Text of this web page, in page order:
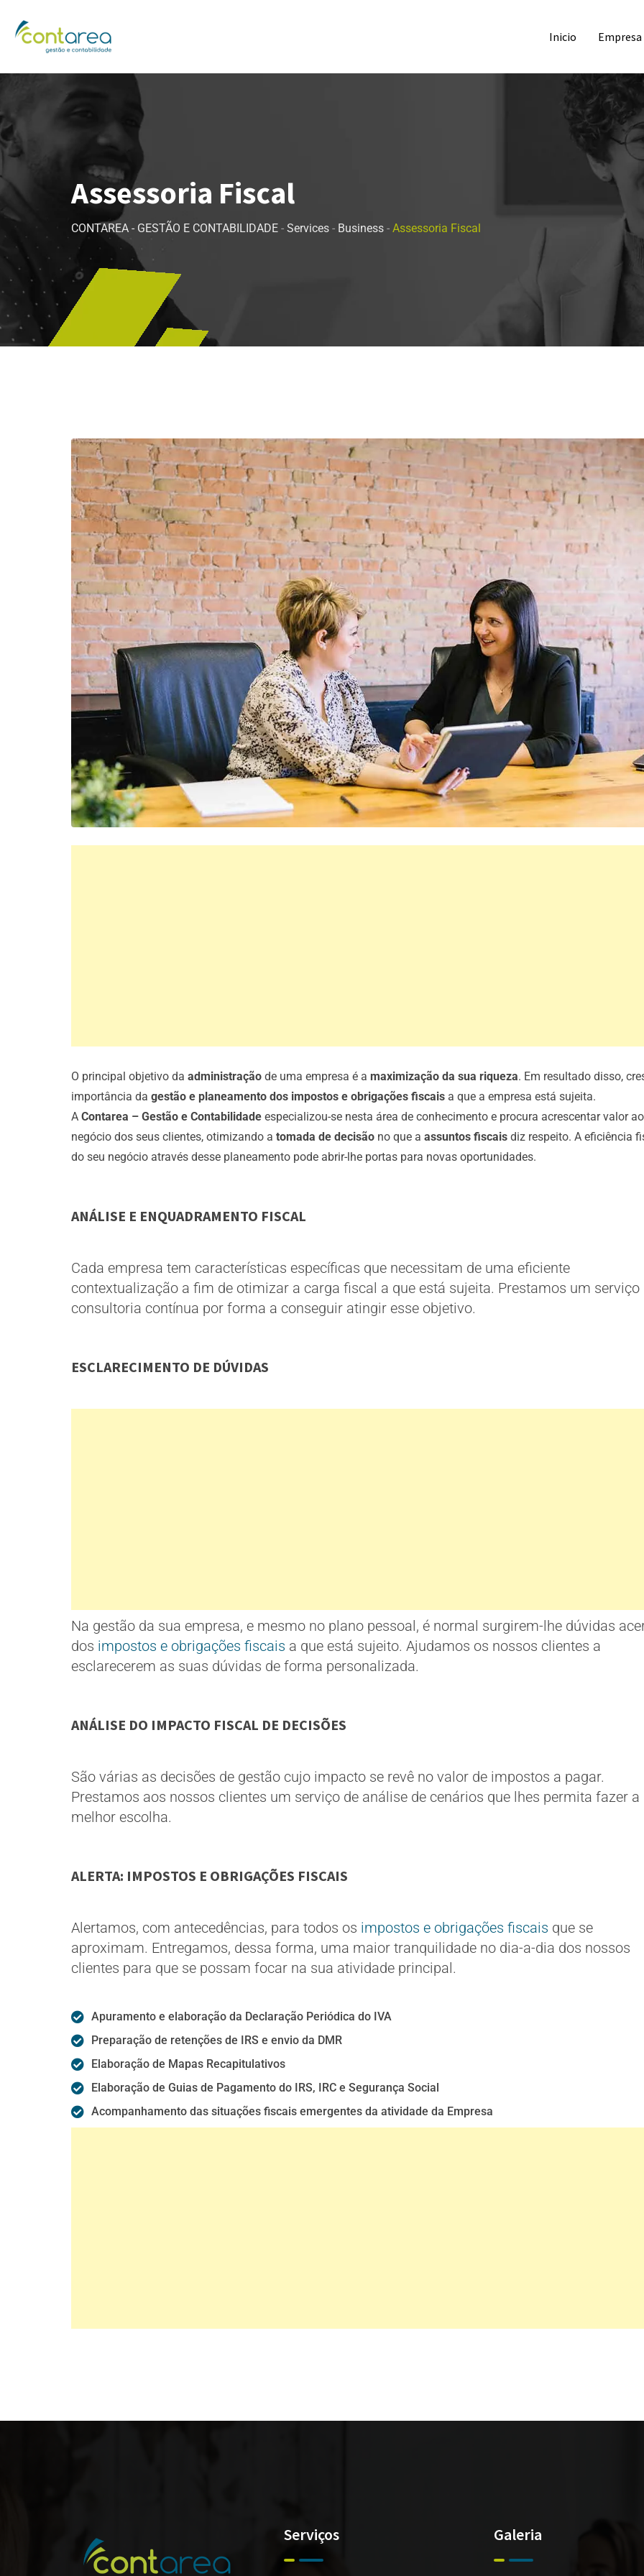
Inicio Empresa
Assessoria Fiscal
CONTAREA - GESTÃO E CONTABILIDADE - Services - Business - Assessoria Fiscal
O principal objetivo da administração de uma empresa é a maximização da sua riqueza. Em resultado disso,
importância da gestão e planeamento dos impostos e obrigações fiscais a que a empresa está sujeita.
A Contarea – Gestão e Contabilidade especializou-se nesta área de conhecimento e procura acrescentar valor ao
negócio dos seus clientes, otimizando a tomada de decisão no que a assuntos fiscais diz respeito. A eficiência
do seu negócio através desse planeamento pode abrir-lhe portas para novas oportunidades.
ANÁLISE E ENQUADRAMENTO FISCAL
Cada empresa tem características específicas que necessitam de uma eficiente
contextualização a fim de otimizar a carga fiscal a que está sujeita. Prestamos um serviço
consultoria contínua por forma a conseguir atingir esse objetivo.
ESCLARECIMENTO DE DÚVIDAS
Na gestão da sua empresa, e mesmo no plano pessoal, é normal surgirem-lhe dúvidas
dos impostos e obrigações fiscais a que está sujeito. Ajudamos os nossos clientes a
esclarecerem as suas dúvidas de forma personalizada.
ANÁLISE DO IMPACTO FISCAL DE DECISÕES
São várias as decisões de gestão cujo impacto se revê no valor de impostos a pagar.
Prestamos aos nossos clientes um serviço de análise de cenários que lhes permita fazer a
melhor escolha.
ALERTA: IMPOSTOS E OBRIGAÇÕES FISCAIS
Alertamos, com antecedências, para todos os impostos e obrigações fiscais que se
aproximam. Entregamos, dessa forma, uma maior tranquilidade no dia-a-dia dos nossos
clientes para que se possam focar na sua atividade principal.
Apuramento e elaboração da Declaração Periódica do IVA
Preparação de retenções de IRS e envio da DMR
Elaboração de Mapas Recapitulativos
Elaboração de Guias de Pagamento do IRS, IRC e Segurança Social
Acompanhamento das situações fiscais emergentes da atividade da Empresa
Serviços Galeria